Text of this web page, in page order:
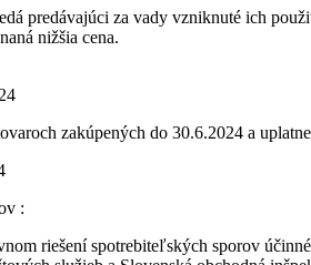
predávajúci za vady vzniknuté ich
nižšia cena.
zakúpených do 30.6.2024 a
:
riešení spotrebiteľských sporov